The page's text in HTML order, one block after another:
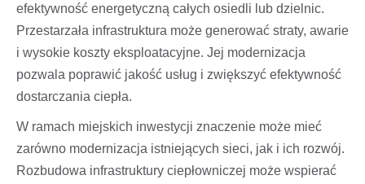
efektywność energetyczną całych osiedli lub dzielnic.
Przestarzała infrastruktura może generować straty, awarie
i wysokie koszty eksploatacyjne. Jej modernizacja
pozwala poprawić jakość usług i zwiększyć efektywność
dostarczania ciepła.
W ramach miejskich inwestycji znaczenie może mieć
zarówno modernizacja istniejących sieci, jak i ich rozwój.
Rozbudowa infrastruktury ciepłowniczej może wspierać